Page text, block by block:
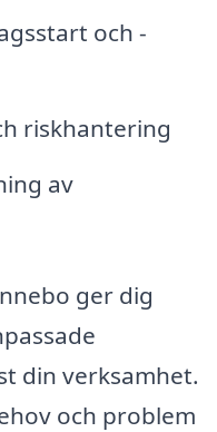
och -
riskhantering
av
ger dig
din verksamhet.
och problem